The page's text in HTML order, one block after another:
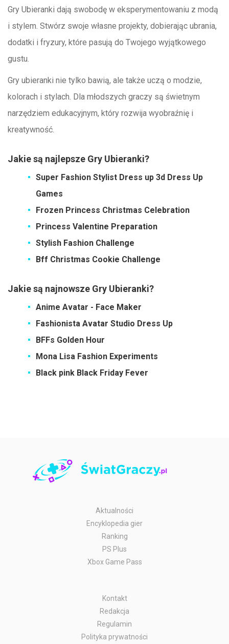
Gry Ubieranki dają swobodę w eksperymentowaniu z modą
i stylem. Stwórz swoje własne projekty, dobierając ubrania,
dodatki i fryzury, które pasują do Twojego wyjątkowego
gustu.
Gry ubieranki nie tylko bawią, ale także uczą o modzie,
kolorach i stylach. Dla młodszych graczy są świetnym
narzędziem edukacyjnym, który rozwija wyobraźnię i
kreatywność.
Jakie są najlepsze Gry Ubieranki?
Super Fashion Stylist Dress up 3d Dress Up
Games
Frozen Princess Christmas Celebration
Princess Valentine Preparation
Stylish Fashion Challenge
Bff Christmas Cookie Challenge
Jakie są najnowsze Gry Ubieranki?
Anime Avatar - Face Maker
Fashionista Avatar Studio Dress Up
BFFs Golden Hour
Mona Lisa Fashion Experiments
Black pink Black Friday Fever
Aktualności
Encyklopedia gier
Ranking
PS Plus
Xbox Game Pass
Kontakt
Redakcja
Regulamin
Polityka prywatności